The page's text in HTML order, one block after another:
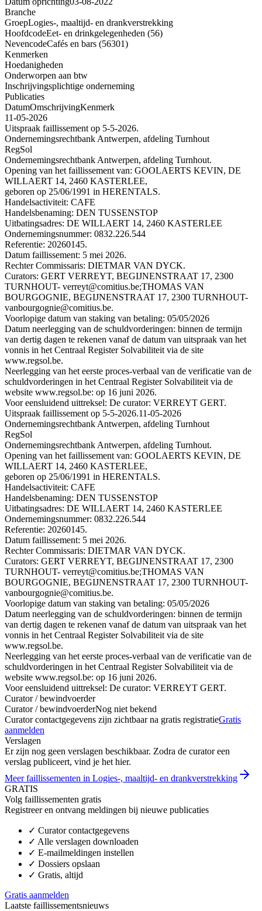
Branche
GroepLogies-, maaltijd- en drankverstrekking
HoofdcodeEet- en drinkgelegenheden (56)
NevencodeCafés en bars (56301)
Kenmerken
Hoedanigheden
Onderworpen aan btw
Inschrijvingsplichtige onderneming
Publicaties
DatumOmschrijvingKenmerk
11-05-2026
Uitspraak faillissement op 5-5-2026.
Ondernemingsrechtbank Antwerpen, afdeling Turnhout
RegSol
Ondernemingsrechtbank Antwerpen, afdeling Turnhout.
Opening van het faillissement van: GOOLAERTS KEVIN, DE
WILLAERT 14, 2460 KASTERLEE,
geboren op 25/06/1991 in HERENTALS.
Handelsactiviteit: CAFE
Handelsbenaming: DEN TUSSENSTOP
Uitbatingsadres: DE WILLAERT 14, 2460 KASTERLEE
Ondernemingsnummer: 0832.226.544
Referentie: 20260145.
Datum faillissement: 5 mei 2026.
Rechter Commissaris: DIETMAR VAN DYCK.
Curators: GERT VERREYT, BEGIJNENSTRAAT 17, 2300
TURNHOUT- verreyt@comitius.be;THOMAS VAN
BOURGOGNIE, BEGIJNENSTRAAT 17, 2300 TURNHOUT-
vanbourgognie@comitius.be.
Voorlopige datum van staking van betaling: 05/05/2026
Datum neerlegging van de schuldvorderingen: binnen de termijn
van dertig dagen te rekenen vanaf de datum van uitspraak van het
vonnis in het Centraal Register Solvabiliteit via de site
www.regsol.be.
Neerlegging van het eerste proces-verbaal van de verificatie van de
schuldvorderingen in het Centraal Register Solvabiliteit via de
website www.regsol.be: op 16 juni 2026.
Voor eensluidend uittreksel: De curator: VERREYT GERT.
Uitspraak faillissement op 5-5-2026.11-05-2026
Ondernemingsrechtbank Antwerpen, afdeling Turnhout
RegSol
Ondernemingsrechtbank Antwerpen, afdeling Turnhout.
Opening van het faillissement van: GOOLAERTS KEVIN, DE
WILLAERT 14, 2460 KASTERLEE,
geboren op 25/06/1991 in HERENTALS.
Handelsactiviteit: CAFE
Handelsbenaming: DEN TUSSENSTOP
Uitbatingsadres: DE WILLAERT 14, 2460 KASTERLEE
Ondernemingsnummer: 0832.226.544
Referentie: 20260145.
Datum faillissement: 5 mei 2026.
Rechter Commissaris: DIETMAR VAN DYCK.
Curators: GERT VERREYT, BEGIJNENSTRAAT 17, 2300
TURNHOUT- verreyt@comitius.be;THOMAS VAN
BOURGOGNIE, BEGIJNENSTRAAT 17, 2300 TURNHOUT-
vanbourgognie@comitius.be.
Voorlopige datum van staking van betaling: 05/05/2026
Datum neerlegging van de schuldvorderingen: binnen de termijn
van dertig dagen te rekenen vanaf de datum van uitspraak van het
vonnis in het Centraal Register Solvabiliteit via de site
www.regsol.be.
Neerlegging van het eerste proces-verbaal van de verificatie van de
schuldvorderingen in het Centraal Register Solvabiliteit via de
website www.regsol.be: op 16 juni 2026.
Voor eensluidend uittreksel: De curator: VERREYT GERT.
Curator / bewindvoerder
Curator / bewindvoerderNog niet bekend
Curator contactgegevens zijn zichtbaar na gratis registratieGratis
aanmelden
Verslagen
Er zijn nog geen verslagen beschikbaar. Zodra de curator een
verslag publiceert, vind je het hier.
Meer faillissementen in Logies-, maaltijd- en drankverstrekking
GRATIS
Volg faillissementen gratis
Registreer en ontvang meldingen bij nieuwe publicaties
✓ Curator contactgegevens
✓ Alle verslagen downloaden
✓ E-mailmeldingen instellen
✓ Dossiers opslaan
✓ Gratis, altijd
Gratis aanmelden
Laatste faillissementsnieuws